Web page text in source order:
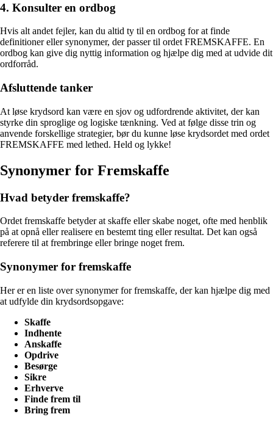
4. Konsulter en ordbog
Hvis alt andet fejler, kan du altid ty til en ordbog for at finde
definitioner eller synonymer, der passer til ordet FREMSKAFFE. En
ordbog kan give dig nyttig information og hjælpe dig med at udvide dit
ordforråd.
Afsluttende tanker
At løse krydsord kan være en sjov og udfordrende aktivitet, der kan
styrke din sproglige og logiske tænkning. Ved at følge disse trin og
anvende forskellige strategier, bør du kunne løse krydsordet med ordet
FREMSKAFFE med lethed. Held og lykke!
Synonymer for Fremskaffe
Hvad betyder fremskaffe?
Ordet fremskaffe betyder at skaffe eller skabe noget, ofte med henblik
på at opnå eller realisere en bestemt ting eller resultat. Det kan også
referere til at frembringe eller bringe noget frem.
Synonymer for fremskaffe
Her er en liste over synonymer for fremskaffe, der kan hjælpe dig med
at udfylde din krydsordsopgave:
Skaffe
Indhente
Anskaffe
Opdrive
Besørge
Sikre
Erhverve
Finde frem til
Bring frem